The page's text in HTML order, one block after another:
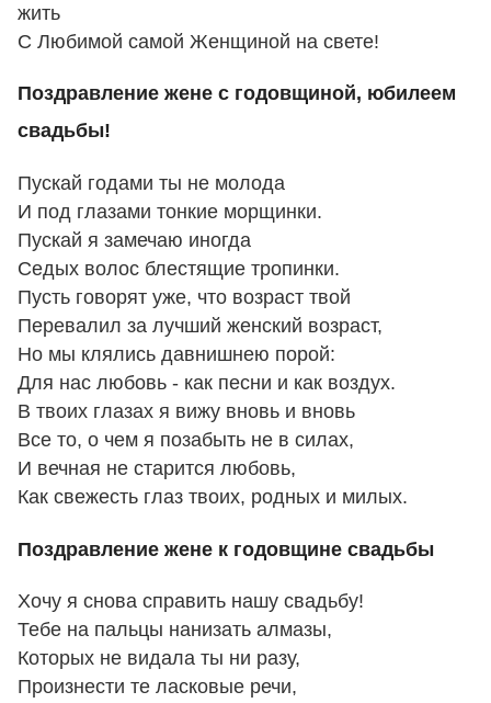
жить
С Любимой самой Женщиной на свете!
Поздравление жене с годовщиной, юбилеем
свадьбы!
Пускай годами ты не молода
И под глазами тонкие морщинки.
Пускай я замечаю иногда
Седых волос блестящие тропинки.
Пусть говорят уже, что возраст твой
Перевалил за лучший женский возраст,
Но мы клялись давнишнею порой:
Для нас любовь - как песни и как воздух.
В твоих глазах я вижу вновь и вновь
Все то, о чем я позабыть не в силах,
И вечная не старится любовь,
Как свежесть глаз твоих, родных и милых.
Поздравление жене к годовщине свадьбы
Хочу я снова справить нашу свадьбу!
Тебе на пальцы нанизать алмазы,
Которых не видала ты ни разу,
Произнести те ласковые речи,